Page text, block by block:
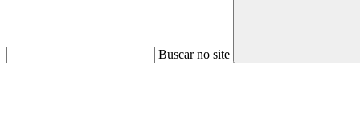
Buscar no site